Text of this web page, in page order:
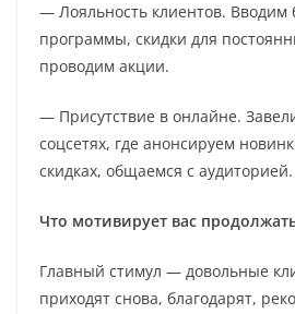
— Лояльность клиентов. Вводим
программы, скидки для
проводим акции.
— Присутствие в онлайне.
соцсетях, где анонсируем
скидках, общаемся с аудиторией.
Что мотивирует вас
Главный стимул — довольные
приходят снова, благодарят,